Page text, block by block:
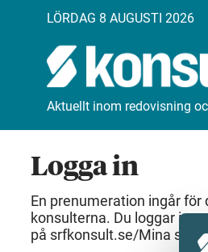
LÖRDAG 8 AUGUSTI 2026
Aktuellt inom redovisning
Logga in
En prenumeration ingår
konsulterna. Du loggar in
på srfkonsult.se/Mina sidor